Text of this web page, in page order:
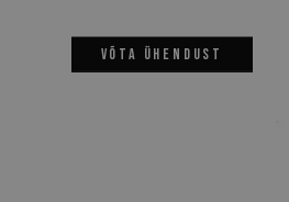
VÕTA ÜHENDUST